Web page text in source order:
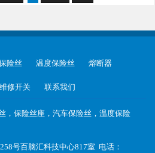
险丝 温度保险丝 熔断器
修开关 联系我们
，保险丝座，汽车保险丝，温度保险
号百脑汇科技中心817室 电话：